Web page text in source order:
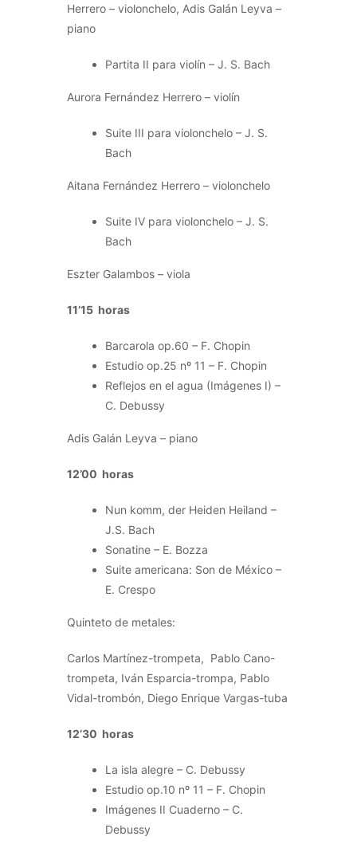
Herrero – violonchelo, Adis Galán Leyva –
piano
Partita II para violín – J. S. Bach
Aurora Fernández Herrero – violín
Suite III para violonchelo – J. S.
Bach
Aitana Fernández Herrero – violonchelo
Suite IV para violonchelo – J. S.
Bach
Eszter Galambos – viola
11’15 horas
Barcarola op.60 – F. Chopin
Estudio op.25 nº 11 – F. Chopin
Reflejos en el agua (Imágenes I) –
C. Debussy
Adis Galán Leyva – piano
12’00 horas
Nun komm, der Heiden Heiland –
J.S. Bach
Sonatine – E. Bozza
Suite americana: Son de México –
E. Crespo
Quinteto de metales:
Carlos Martínez-trompeta, Pablo Cano-
trompeta, Iván Esparcia-trompa, Pablo
Vidal-trombón, Diego Enrique Vargas-tuba
12’30 horas
La isla alegre – C. Debussy
Estudio op.10 nº 11 – F. Chopin
Imágenes II Cuaderno – C.
Debussy